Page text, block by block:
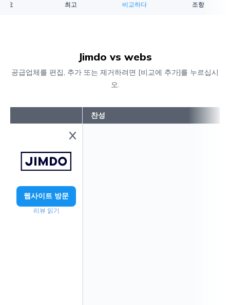
개요 최고 비교하다 조항
Jimdo vs webs
공급업체를 편집, 추가 또는 제거하려면 [비교에 추가]를 누르십시
오.
웹사이트 방문
리뷰 읽기
찬성